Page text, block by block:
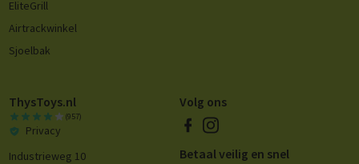
EliteGrill
Airtrackwinkel
Sjoelbak
ThysToys.nl
(957)
Privacy
Industrieweg 10
Volg ons
Betaal veilig en snel